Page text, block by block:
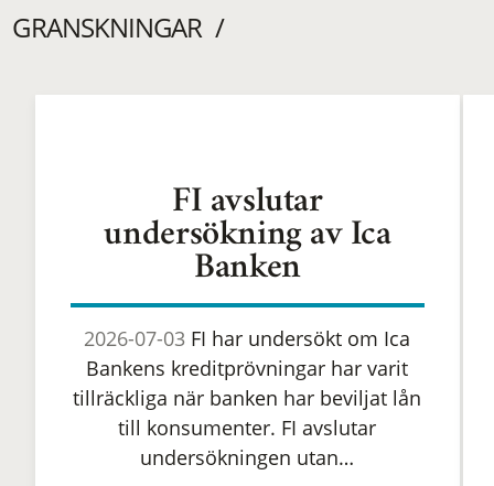
GRANSKNINGAR
FI avslutar
undersökning av Ica
Banken
2026-07-03 FI har undersökt om Ica
Bankens kreditprövningar har varit
tillräckliga när banken har beviljat lån
till konsumenter. FI avslutar
undersökningen utan…